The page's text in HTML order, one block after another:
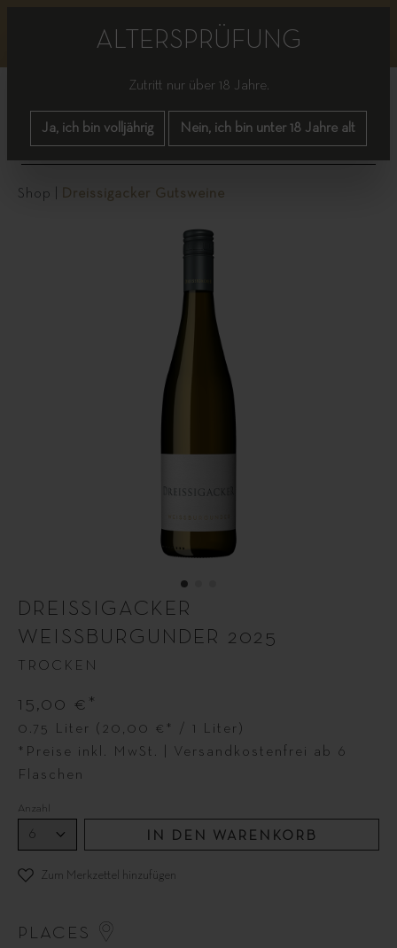
Woche zu vereinzelten Lieferverzögerungen kommen
ALTERSPRÜFUNG
Zutritt nur über 18 Jahre.
Ja, ich bin volljährig Nein, ich bin unter 18 Jahre alt
Shop Dreissigacker Gutsweine
DREISSIGACKER
WEISSBURGUNDER 2025
TROCKEN
15,00 €*
0.75 Liter (20,00 €* / 1 Liter)
*Preise inkl. MwSt. | Versandkostenfrei ab 6
Flaschen
Anzahl
IN DEN WARENKORB
Zum Merkzettel hinzufügen
PLACES